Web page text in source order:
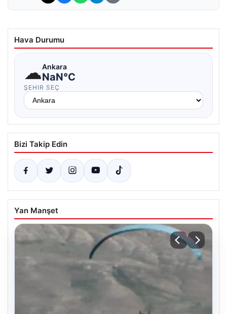
Hava Durumu
☁Ankara
NaN°C
ŞEHIR SEÇ
Bizi Takip Edin
Yan Manşet